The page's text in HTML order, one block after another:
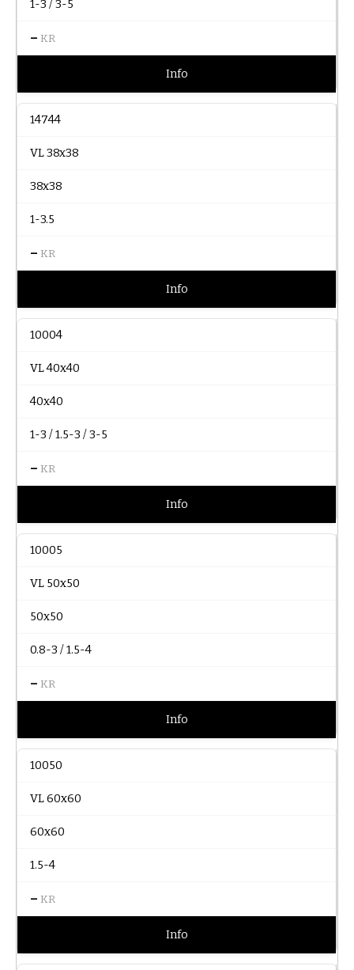
1-3 / 3-5
– KR
Info
14744
VL 38x38
38x38
1-3.5
– KR
Info
10004
VL 40x40
40x40
1-3 / 1.5-3 / 3-5
– KR
Info
10005
VL 50x50
50x50
0.8-3 / 1.5-4
– KR
Info
10050
VL 60x60
60x60
1.5-4
– KR
Info